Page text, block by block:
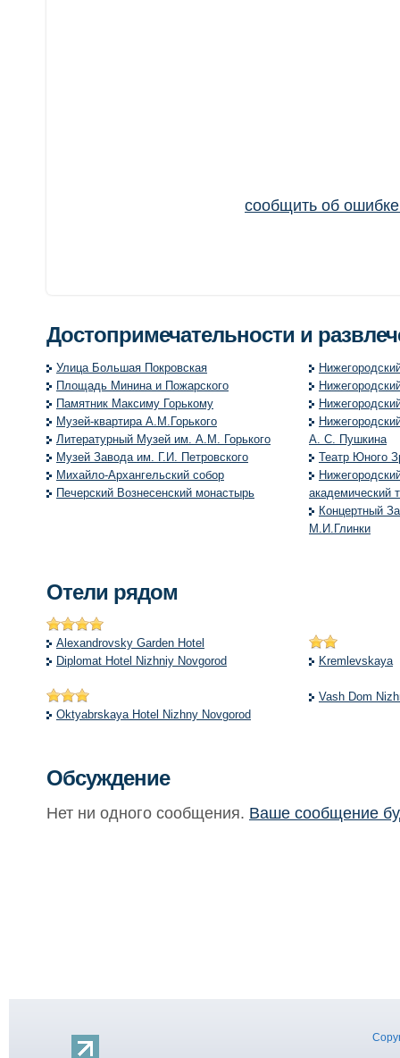
сообщить об
Достопримечательности и
Улица Большая Покровская
Площадь Минина и Пожарского
Памятник Максиму Горькому
Музей-квартира А.М.Горького
Литературный Музей им. А.М. Горького
Музей Завода им. Г.И. Петровского
Михайло-Архангельский собор
Печерский Вознесенский монастырь
А. С. Пушкина
Театр Юного
академический
Концертный
М.И.Глинки
Отели рядом
Alexandrovsky Garden Hotel
Diplomat Hotel Nizhniy Novgorod
Oktyabrskaya Hotel Nizhny Novgorod
Kremlevskaya
Vash Dom
Обсуждение
Нет ни одного сообщения. Ваше сообщение